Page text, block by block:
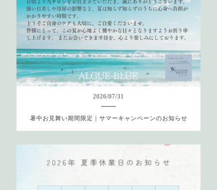
2026/07/31
暑中お見舞い期間限定｜サマーキャンペーンのお知らせ